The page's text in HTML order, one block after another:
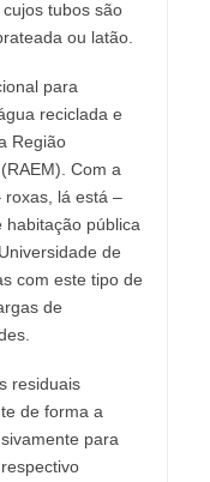
tubos são
ou latão.
para
reciclada e
Região
Com a
lá está –
habitação pública
de
com este tipo de
de
residuais
de forma a
para